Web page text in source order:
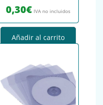
0,30€ IVA no incluidos
Añadir al carrito